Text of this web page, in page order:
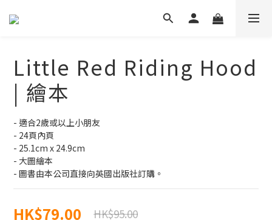
Little Red Riding Hood
| 繪本
- 適合2歲或以上小朋友
- 24頁內頁
- 25.1cm x 24.9cm
- 大圖繪本
- 圖書由本公司直接向英國出版社訂購。
HK$79.00 HK$95.00